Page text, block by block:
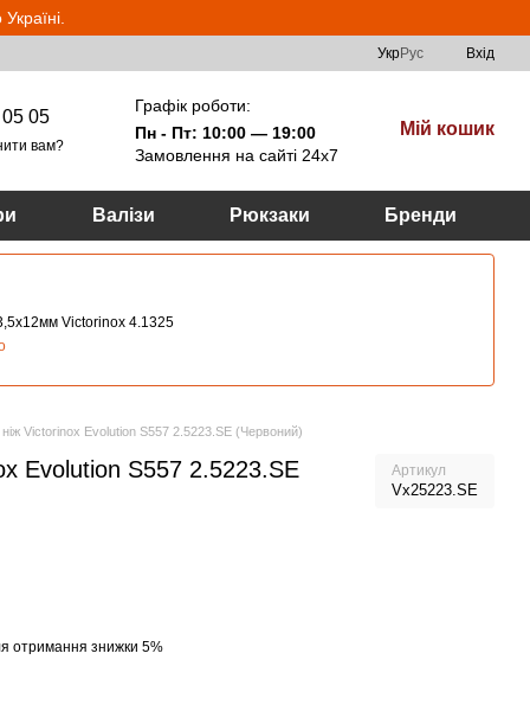
УкрРус Вхід
05
вам?
Графік роботи:
Пн - Пт: 10:00 — 19:00
Замовлення на сайті 24х7
Мій кошик
Валізи Рюкзаки Бренди
Victorinox 4.1325
Victorinox Evolution S557 2.5223.SE (Червоний)
Evolution S557 2.5223.SE Артикул
Vx25223.SE
отримання знижки 5%